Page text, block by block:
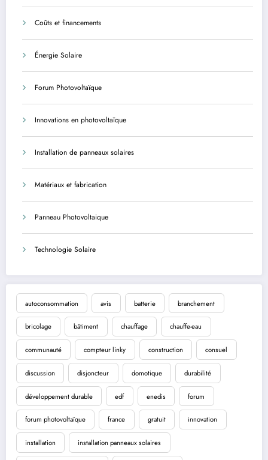
Coûts et financements
Énergie Solaire
Forum Photovoltaïque
Innovations en photovoltaïque
Installation de panneaux solaires
Matériaux et fabrication
Panneau Photovoltaique
Technologie Solaire
autoconsommation avis batterie branchement
bricolage bâtiment chauffage chauffe-eau
communauté compteur linky construction consuel
discussion disjoncteur domotique durabilité
développement durable edf enedis forum
forum photovoltaïque france gratuit innovation
installation installation panneaux solaires